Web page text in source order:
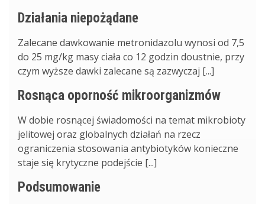
Działania niepożądane
Zalecane dawkowanie metronidazolu wynosi od 7,5
do 25 mg/kg masy ciała co 12 godzin doustnie, przy
czym wyższe dawki zalecane są zazwyczaj [...]
Rosnąca oporność mikroorganizmów
W dobie rosnącej świadomości na temat mikrobioty
jelitowej oraz globalnych działań na rzecz
ograniczenia stosowania antybiotyków konieczne
staje się krytyczne podejście [...]
Podsumowanie